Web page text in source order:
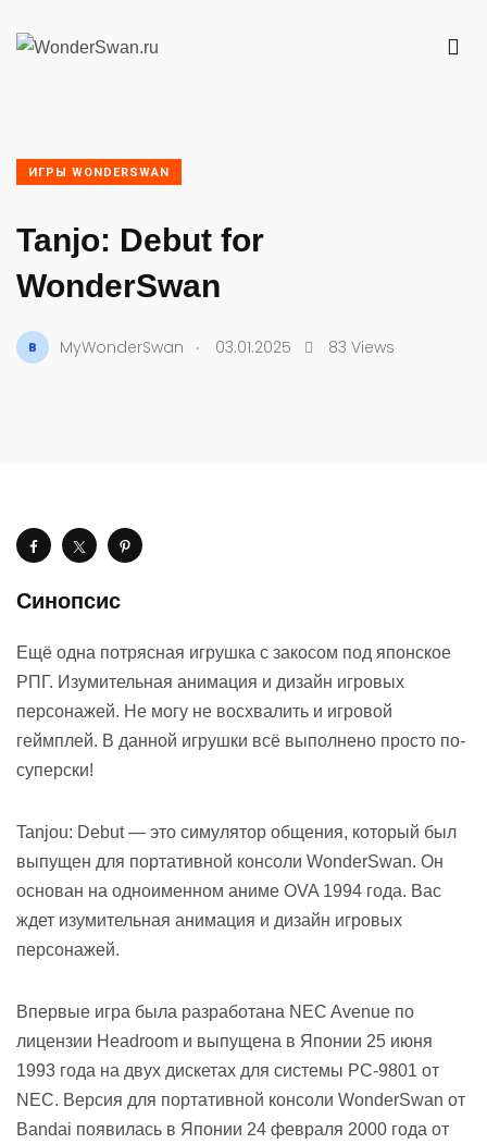
ИГРЫ WONDERSWAN
Tanjo: Debut for
WonderSwan
MyWonderSwan . 03.01.2025 83 Views
Синопсис
Ещё одна потрясная игрушка с закосом под японское
РПГ. Изумительная анимация и дизайн игровых
персонажей. Не могу не восхвалить и игровой
геймплей. В данной игрушки всё выполнено просто по-
суперски!
Tanjou: Debut — это симулятор общения, который был
выпущен для портативной консоли WonderSwan. Он
основан на одноименном аниме OVA 1994 года. Вас
ждет изумительная анимация и дизайн игровых
персонажей.
Впервые игра была разработана NEC Avenue по
лицензии Headroom и выпущена в Японии 25 июня
1993 года на двух дискетах для системы PC-9801 от
NEC. Версия для портативной консоли WonderSwan от
Bandai появилась в Японии 24 февраля 2000 года от